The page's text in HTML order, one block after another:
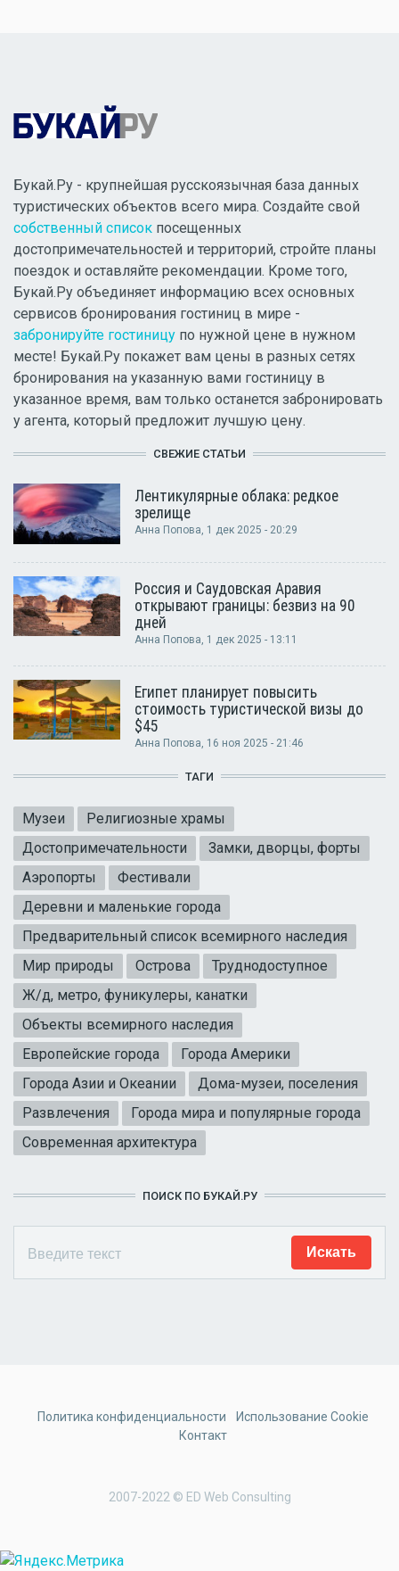
Букай.Ру - крупнейшая русскоязычная база данных
туристических объектов всего мира. Создайте свой
собственный список посещенных
достопримечательностей и территорий, стройте планы
поездок и оставляйте рекомендации. Кроме того,
Букай.Ру объединяет информацию всех основных
сервисов бронирования гостиниц в мире -
забронируйте гостиницу по нужной цене в нужном
месте! Букай.Ру покажет вам цены в разных сетях
бронирования на указанную вами гостиницу в
указанное время, вам только останется забронировать
у агента, который предложит лучшую цену.
СВЕЖИЕ СТАТЬИ
Лентикулярные облака: редкое
зрелище
Анна Попова, 1 дек 2025 - 20:29
Россия и Саудовская Аравия
открывают границы: безвиз на 90
дней
Анна Попова, 1 дек 2025 - 13:11
Египет планирует повысить
стоимость туристической визы до
$45
Анна Попова, 16 ноя 2025 - 21:46
ТАГИ
Музеи
Религиозные храмы
Достопримечательности
Замки, дворцы, форты
Аэропорты
Фестивали
Деревни и маленькие города
Предварительный список всемирного наследия
Мир природы
Острова
Труднодоступное
Ж/д, метро, фуникулеры, канатки
Объекты всемирного наследия
Европейские города
Города Америки
Города Азии и Океании
Дома-музеи, поселения
Развлечения
Города мира и популярные города
Современная архитектура
ПОИСК ПО БУКАЙ.РУ
2007-2022 © ED Web Consulting
Политика конфиденциальности
Использование Cookie
Контакт